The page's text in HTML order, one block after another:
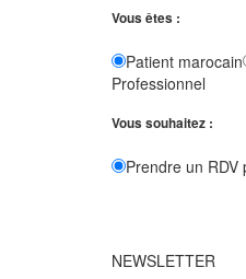
Vous êtes :
Patient marocain
Professionnel
Vous souhaitez :
Prendre un RDV
NEWSLETTER